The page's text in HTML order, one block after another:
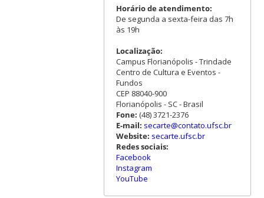
Horário de atendimento:
De segunda a sexta-feira das 7h
às 19h
Localização:
Campus Florianópolis - Trindade
Centro de Cultura e Eventos -
Fundos
CEP 88040-900
Florianópolis - SC - Brasil
Fone: (48) 3721-2376
E-mail: secarte@contato.ufsc.br
Website: secarte.ufsc.br
Redes sociais:
Facebook
Instagram
YouTube